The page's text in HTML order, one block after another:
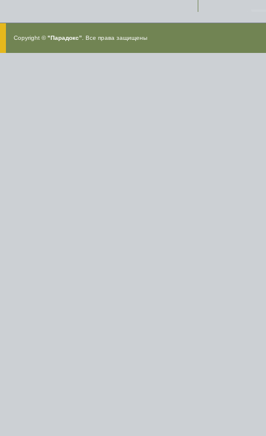
Copyright ©"Парадокс” . Все права защищены